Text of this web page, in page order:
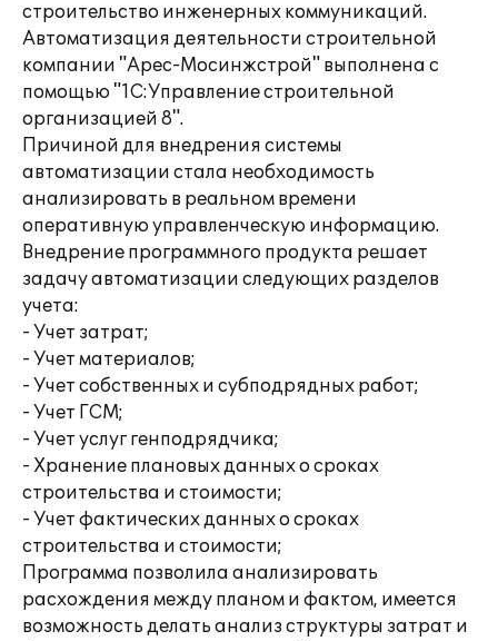
строительство инженерных коммуникаций.
Автоматизация деятельности строительной
компании "Арес-Мосинжстрой" выполнена с
помощью "1С:Управление строительной
организацией 8".
Причиной для внедрения системы
автоматизации стала необходимость
анализировать в реальном времени
оперативную управленческую информацию.
Внедрение программного продукта решает
задачу автоматизации следующих разделов
учета:
- Учет затрат;
- Учет материалов;
- Учет собственных и субподрядных работ;
- Учет ГСМ;
- Учет услуг генподрядчика;
- Хранение плановых данных о сроках
строительства и стоимости;
- Учет фактических данных о сроках
строительства и стоимости;
Программа позволила анализировать
расхождения между планом и фактом, имеется
возможность делать анализ структуры затрат и